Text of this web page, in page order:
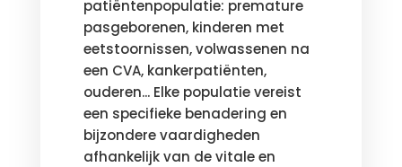
patiëntenpopulatie: premature
pasgeborenen, kinderen met
eetstoornissen, volwassenen na
een CVA, kankerpatiënten,
ouderen... Elke populatie vereist
een specifieke benadering en
bijzondere vaardigheden
afhankelijk van de vitale en